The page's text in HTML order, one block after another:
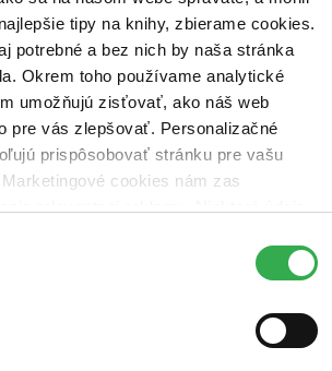
tipy na knihy, zbierame cookies.
potrebné a bez nich by naša stránka
Okrem toho používame analytické
umožňujú zisťovať, ako náš web
pre vás zlepšovať. Personalizačné
prispôsobovať stránku pre vašu
cookies nám zas
všetky tieto cookies. Ďakujeme!
síce aktuálne na sklade, máme však už iba
ho chcete mať rýchlo, ponáhľajte sa!
môže trvať dlhšie, zvyčajne do šiestich dní.